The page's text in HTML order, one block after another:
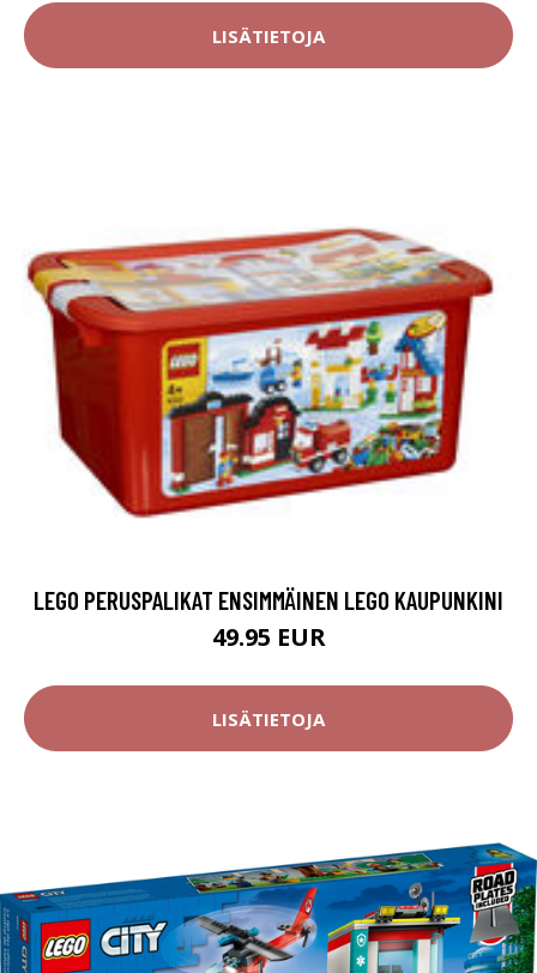
LISÄTIETOJA
LEGO PERUSPALIKAT ENSIMMÄINEN LEGO KAUPUNKINI
49.95 EUR
LISÄTIETOJA